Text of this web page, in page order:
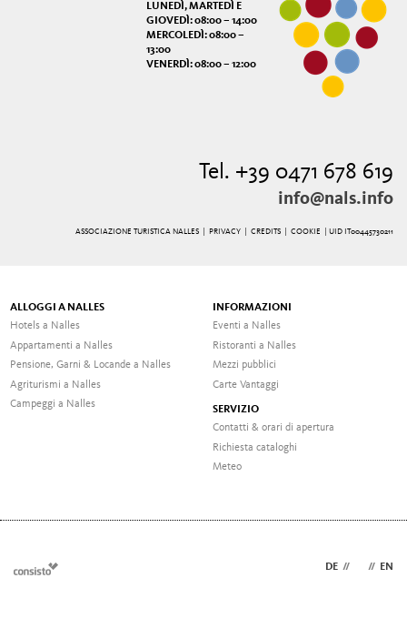
LUNEDÌ, MARTEDÌ E
GIOVEDÌ: 08:00 – 14:00
MERCOLEDÌ: 08:00 –
13:00
VENERDÌ: 08:00 – 12:00
Tel. +39 0471 678 619
info@nals.info
ASSOCIAZIONE TURISTICA NALLES | PRIVACY| CREDITS| COOKIE | UID IT00445730211
ALLOGGI A NALLES
Hotels a Nalles
Appartamenti a Nalles
Pensione, Garni & Locande a Nalles
Agriturismi a Nalles
Campeggi a Nalles
INFORMAZIONI
Eventi a Nalles
Ristoranti a Nalles
Mezzi pubblici
Carte Vantaggi
SERVIZIO
Contatti & orari di apertura
Richiesta cataloghi
Meteo
DE // // EN